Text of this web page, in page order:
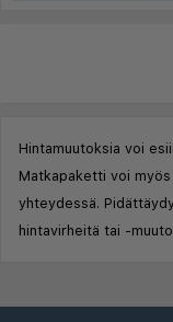
Hintamuutoksia voi
Matkapaketti voi
yhteydessä.
hintavirheitä tai -